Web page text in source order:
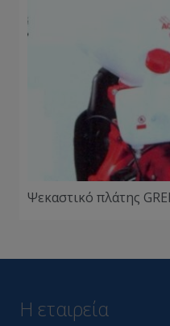
Ψεκαστικό πλάτης
Η εταιρεία